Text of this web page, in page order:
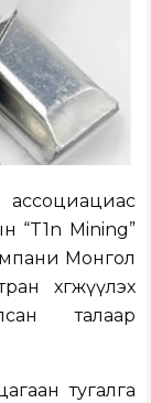
“T1n Mining”
Монгол
хөгжүүлэх
талаар
тугалга